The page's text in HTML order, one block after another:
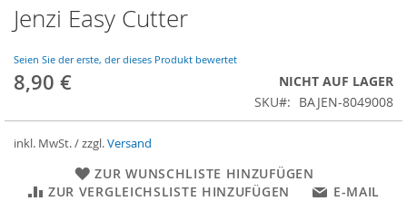
Zum
Anfang
Bildergalerie
springen
Jenzi Easy Cutter
Seien Sie der erste, der dieses Produkt bewertet
8,90 €
NICHT AUF LAGER
SKU
BAJEN-8049008
inkl. MwSt. / zzgl.Versand
ZUR WUNSCHLISTE HINZUFÜGEN
ZUR VERGLEICHSLISTE HINZUFÜGEN
E-MAIL